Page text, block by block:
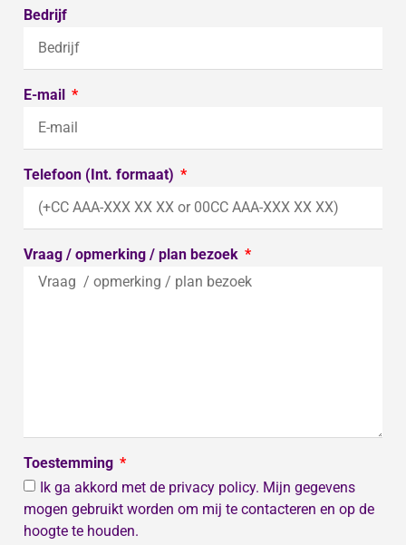
Bedrijf
E-mail
Telefoon (Int. formaat)
Vraag / opmerking / plan bezoek
Toestemming
Ik ga akkord met de privacy policy. Mijn gegevens
mogen gebruikt worden om mij te contacteren en op de
hoogte te houden.